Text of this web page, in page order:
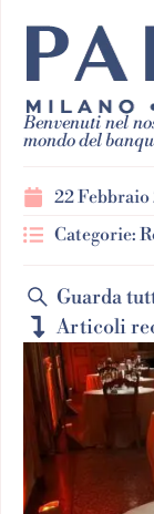
Benvenuti nel
mondo del
22
Categorie:
Guarda
Articoli